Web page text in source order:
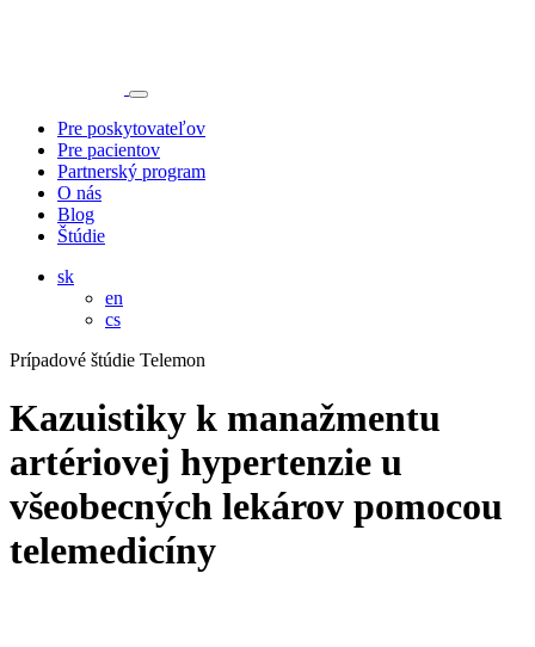
Pre poskytovateľov
Pre pacientov
Partnerský program
O nás
Blog
Štúdie
sk
en
cs
Prípadové štúdie Telemon
Kazuistiky k manažmentu
artériovej hypertenzie u
všeobecných lekárov pomocou
telemedicíny